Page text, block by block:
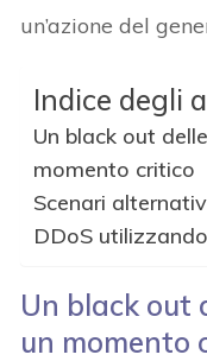
un’azione del
Indice degli
Un black out
momento critico
Scenari
DDoS
Un black out
un momento